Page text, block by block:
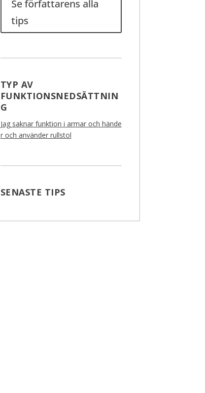
Se författarens alla
tips
TYP AV
FUNKTIONSNEDSÄTTNIN
G
Jag saknar funktion i armar och hände
r och använder rullstol
SENASTE TIPS